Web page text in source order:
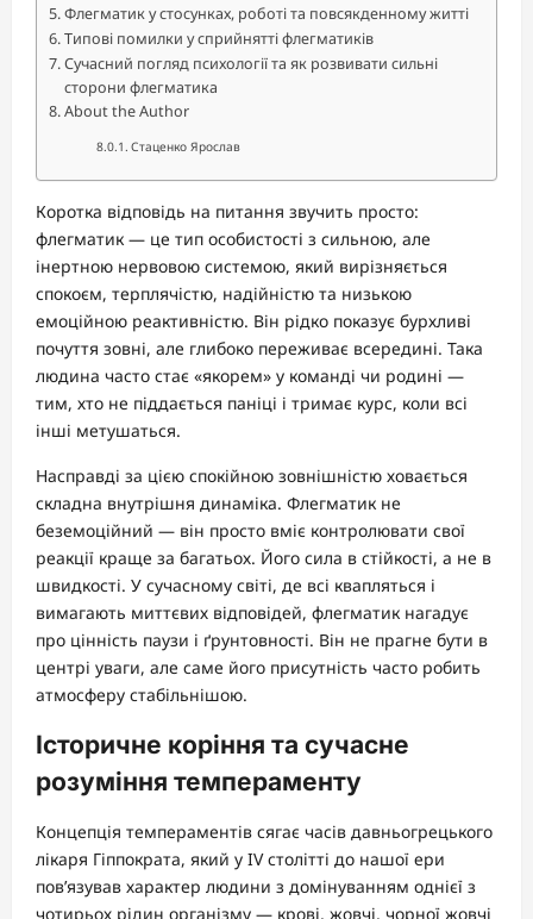
Флегматик у стосунках, роботі та повсякденному житті
Типові помилки у сприйнятті флегматиків
Сучасний погляд психології та як розвивати сильні
сторони флегматика
About the Author
Стаценко Ярослав
Коротка відповідь на питання звучить просто:
флегматик — це тип особистості з сильною, але
інертною нервовою системою, який вирізняється
спокоєм, терплячістю, надійністю та низькою
емоційною реактивністю. Він рідко показує бурхливі
почуття зовні, але глибоко переживає всередині. Така
людина часто стає «якорем» у команді чи родині —
тим, хто не піддається паніці і тримає курс, коли всі
інші метушаться.
Насправді за цією спокійною зовнішністю ховається
складна внутрішня динаміка. Флегматик не
беземоційний — він просто вміє контролювати свої
реакції краще за багатьох. Його сила в стійкості, а не в
швидкості. У сучасному світі, де всі квапляться і
вимагають миттєвих відповідей, флегматик нагадує
про цінність паузи і ґрунтовності. Він не прагне бути в
центрі уваги, але саме його присутність часто робить
атмосферу стабільнішою.
Історичне коріння та сучасне
розуміння темпераменту
Концепція темпераментів сягає часів давньогрецького
лікаря Гіппократа, який у IV столітті до нашої ери
пов’язував характер людини з домінуванням однієї з
чотирьох рідин організму — крові, жовчі, чорної жовчі